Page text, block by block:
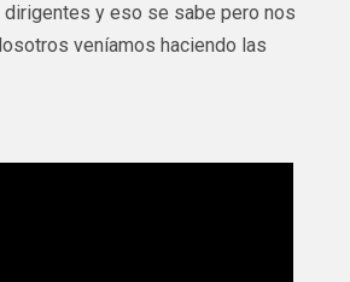
dirigentes y eso se sabe pero nos
veníamos haciendo las